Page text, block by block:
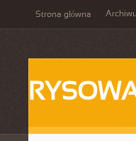
Strona główna